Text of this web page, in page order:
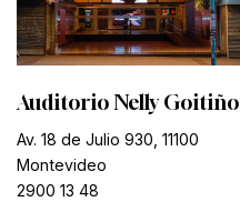
Auditorio Nelly Goitiño
Av. 18 de Julio 930, 11100
Montevideo
2900 13 48